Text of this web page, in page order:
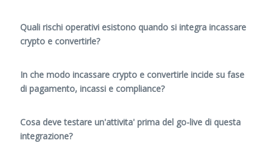
Quali rischi operativi esistono quando si integra incassare
crypto e convertirle?
In che modo incassare crypto e convertirle incide su fase
di pagamento, incassi e compliance?
Cosa deve testare un'attivita' prima del go-live di questa
integrazione?